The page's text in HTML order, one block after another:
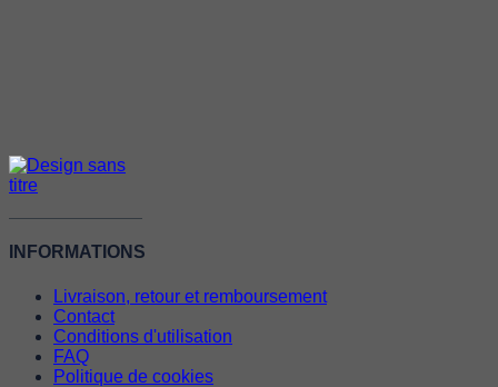
INFORMATIONS
Livraison, retour et remboursement
Contact
Conditions d'utilisation
FAQ
Politique de cookies